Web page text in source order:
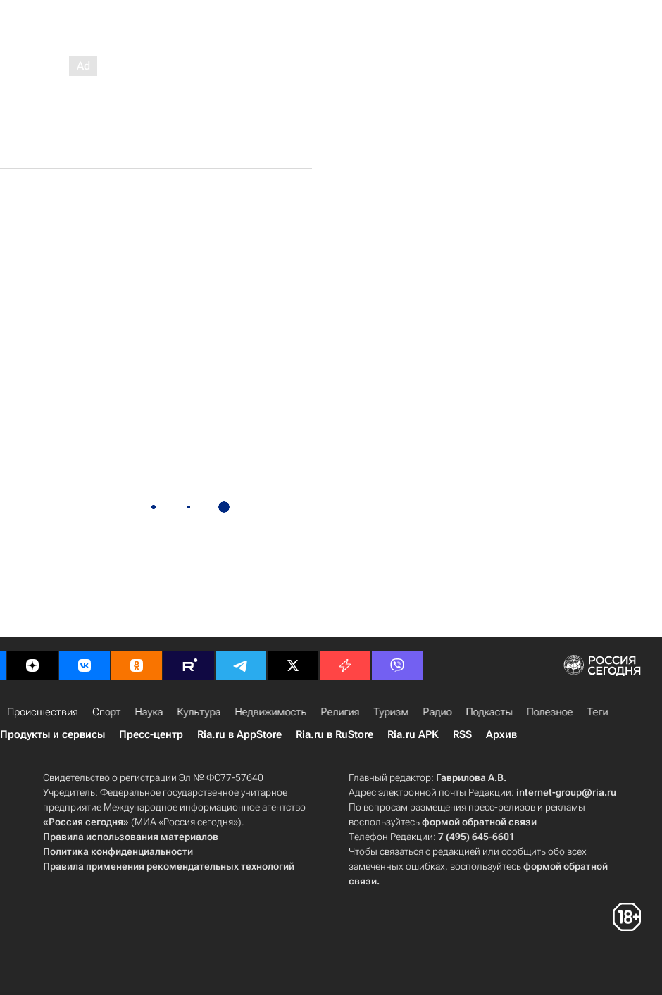
Происшествия Спорт Наука Культура Недвижимость Религия Туризм Радио Подкасты Полезное
Теги
Продукты и сервисы Пресс-центр Ria.ru в AppStore Ria.ru в RuStore Ria.ru APK RSS Архив
Свидетельство о регистрации Эл № ФС77-57640
Учредитель: Федеральное государственное унитарное
предприятие Международное информационное агентство
«Россия сегодня» (МИА «Россия сегодня»).
Правила использования материалов
Политика конфиденциальности
Правила применения рекомендательных технологий
Главный редактор: Гаврилова А.В.
Адрес электронной почты Редакции:internet-group@ria.ru
По вопросам размещения пресс-релизов и рекламы
воспользуйтесьформой обратной связи
Телефон Редакции:7 (495) 645-6601
Чтобы связаться с редакцией или сообщить обо всех
замеченных ошибках, воспользуйтесьформой обратной
связи.